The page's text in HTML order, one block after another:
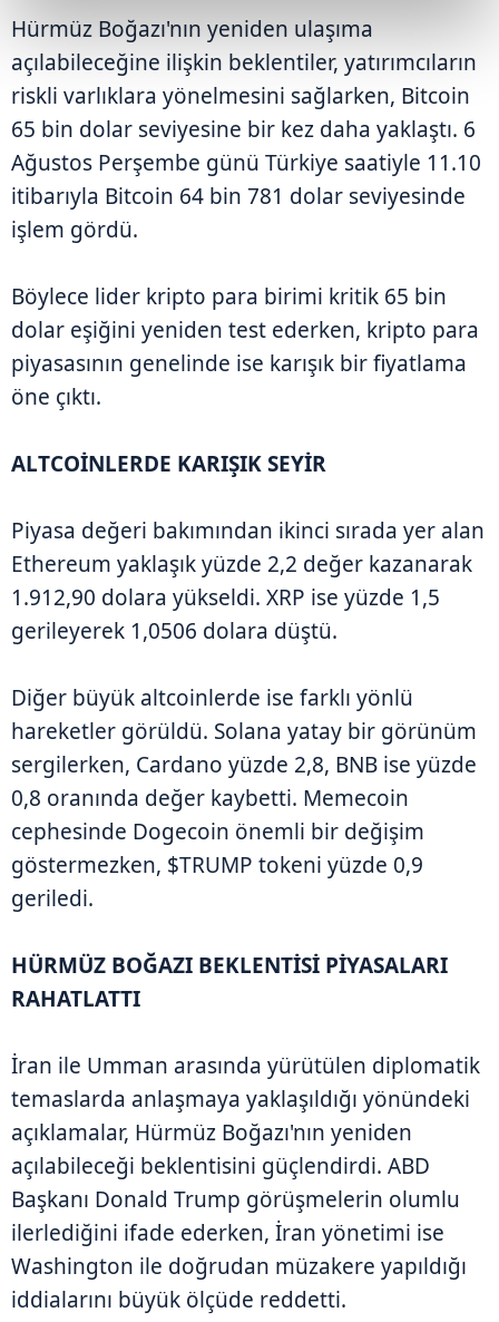
Hürmüz Boğazı'nın yeniden ulaşıma
açılabileceğine ilişkin beklentiler, yatırımcıların
riskli varlıklara yönelmesini sağlarken, Bitcoin
65 bin dolar seviyesine bir kez daha yaklaştı. 6
Ağustos Perşembe günü Türkiye saatiyle 11.10
itibarıyla Bitcoin 64 bin 781 dolar seviyesinde
işlem gördü.
Böylece lider kripto para birimi kritik 65 bin
dolar eşiğini yeniden test ederken, kripto para
piyasasının genelinde ise karışık bir fiyatlama
öne çıktı.
ALTCOİNLERDE KARIŞIK SEYİR
Piyasa değeri bakımından ikinci sırada yer alan
Ethereum yaklaşık yüzde 2,2 değer kazanarak
1.912,90 dolara yükseldi. XRP ise yüzde 1,5
gerileyerek 1,0506 dolara düştü.
Diğer büyük altcoinlerde ise farklı yönlü
hareketler görüldü. Solana yatay bir görünüm
sergilerken, Cardano yüzde 2,8, BNB ise yüzde
0,8 oranında değer kaybetti. Memecoin
cephesinde Dogecoin önemli bir değişim
göstermezken, $TRUMP tokeni yüzde 0,9
geriledi.
HÜRMÜZ BOĞAZI BEKLENTİSİ PİYASALARI
RAHATLATTI
İran ile Umman arasında yürütülen diplomatik
temaslarda anlaşmaya yaklaşıldığı yönündeki
açıklamalar, Hürmüz Boğazı'nın yeniden
açılabileceği beklentisini güçlendirdi. ABD
Başkanı Donald Trump görüşmelerin olumlu
ilerlediğini ifade ederken, İran yönetimi ise
Washington ile doğrudan müzakere yapıldığı
iddialarını büyük ölçüde reddetti.